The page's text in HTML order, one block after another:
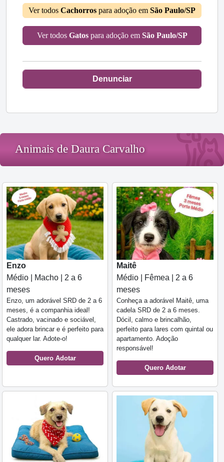
Ver todos Cachorros para adoção em São Paulo/SP
Ver todos Gatospara adoção em São Paulo/SP
Denunciar
Animais de Daura Carvalho
Enzo
Médio | Macho | 2 a 6
meses
Enzo, um adorável SRD de 2 a 6
meses, é a companhia ideal!
Castrado, vacinado e sociável,
ele adora brincar e é perfeito para
qualquer lar. Adote-o!
Quero Adotar
Maitê
Médio | Fêmea | 2 a 6
meses
Conheça a adorável Maitê, uma
cadela SRD de 2 a 6 meses.
Dócil, calmo e brincalhão,
perfeito para lares com quintal ou
apartamento. Adoção
responsável!
Quero Adotar